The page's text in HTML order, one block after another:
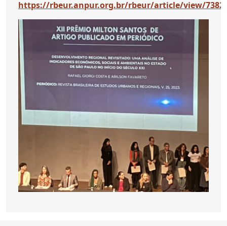
https://rbeur.anpur.org.br/rbeur/article/view/7382